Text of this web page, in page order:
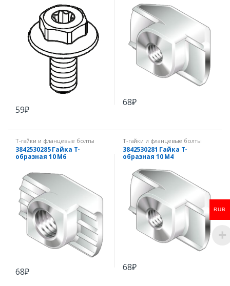
59₽
68₽
Т-гайки и фланцевые болты
3842530285 Гайка Т-
образная 10 М6
68₽
Т-гайки и фланцевые болты
3842530281 Гайка Т-
образная 10 М4
68₽
RUB